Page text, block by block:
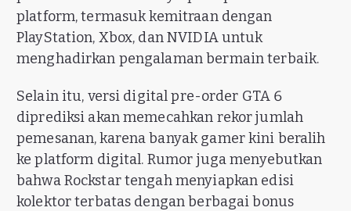
platform, termasuk kemitraan dengan
PlayStation, Xbox, dan NVIDIA untuk
menghadirkan pengalaman bermain terbaik.
Selain itu, versi digital pre-order GTA 6
diprediksi akan memecahkan rekor jumlah
pemesanan, karena banyak gamer kini beralih
ke platform digital. Rumor juga menyebutkan
bahwa Rockstar tengah menyiapkan edisi
kolektor terbatas dengan berbagai bonus